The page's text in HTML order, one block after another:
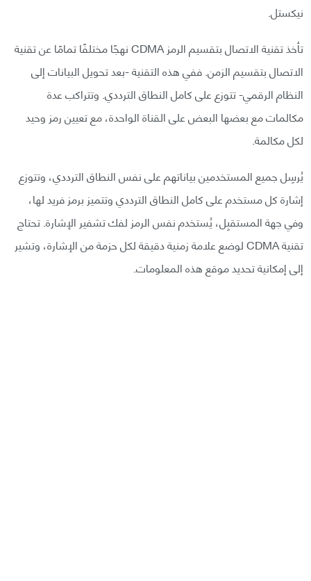
نيكستل.
تأخذ تقنية الاتصال بتقسيم الرمز CDMA نهجًا مختلفًا تمامًا عن تقنية
الاتصال بتقسيم الزمن. ففي هذه التقنية -بعد تحويل البيانات إلى
النظام الرقمي- تتوزع على كامل النطاق الترددي. وتتراكب عدة
مكالمات مع بعضها البعض على القناة الواحدة، مع تعيين رمز وحيد
لكل مكالمة.
يُرسِل جميع المستخدمين بياناتهم على نفس النطاق الترددي، وتتوزع
إشارة كل مستخدم على كامل النطاق الترددي وتتميز برمز فريد لها،
وفي جهة المستقبِل، يُستخدم نفس الرمز لفك تشفير الإشارة. تحتاج
تقنية CDMA لوضع علامة زمنية دقيقة لكل حزمة من الإشارة، وتشير
إلى إمكانية تحديد موقع هذه المعلومات.